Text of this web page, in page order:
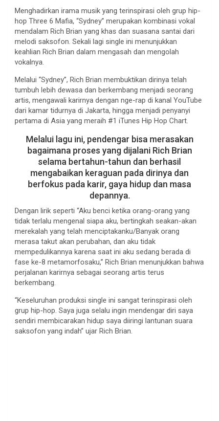
Menghadirkan irama musik yang terinspirasi oleh grup hip-
hop Three 6 Mafia, “Sydney” merupakan kombinasi vokal
mendalam Rich Brian yang khas dan suasana santai dari
melodi saksofon. Sekali lagi single ini menunjukkan
keahlian Rich Brian dalam mengasah dan mengolah
vokalnya.
Melalui “Sydney”, Rich Brian membuktikan dirinya telah
tumbuh lebih dewasa dan berkembang menjadi seorang
artis, mengawali karirnya dengan nge-rap di kanal YouTube
dari kamar tidurnya di Jakarta, hingga menjadi penyanyi
pertama di Asia yang meraih #1 iTunes Hip Hop Chart.
Melalui lagu ini, pendengar bisa merasakan
bagaimana proses yang dijalani Rich Brian
selama bertahun-tahun dan berhasil
mengabaikan keraguan pada dirinya dan
berfokus pada karir, gaya hidup dan masa
depannya.
Dengan lirik seperti “Aku benci ketika orang-orang yang
tidak terlalu mengenal siapa aku, bertingkah seakan-akan
merekalah yang telah menciptakanku/Banyak orang
merasa takut akan perubahan, dan aku tidak
mempedulikannya karena saat ini aku sedang berada di
fase ke-8 metamorfosaku,” Rich Brian menunjukkan bahwa
perjalanan karirnya sebagai seorang artis terus
berkembang.
“Keseluruhan produksi single ini sangat terinspirasi oleh
grup hip-hop. Saya juga selalu ingin mendengar diri saya
sendiri membicarakan hidup saya diiringi lantunan suara
saksofon yang indah” ujar Rich Brian.